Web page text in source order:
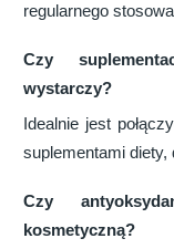
regularnego
Czy
wystarczy?
Idealnie jest
suplementami
Czy
kosmetyczną?